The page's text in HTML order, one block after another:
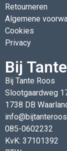
Retourneren
Algemene
Cookies
Privacy
Bij
Bij Tante Roos
Slootgaardweg
1738 DB
085-0602232
KvK: 37101392